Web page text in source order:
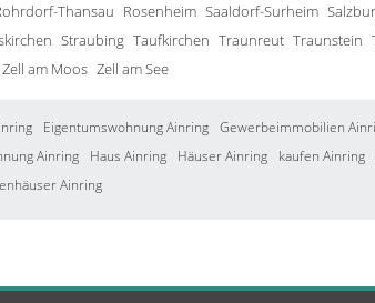
Thansau Rosenheim Saaldorf-Surheim
Straubing Taufkirchen Traunreut Traunstein
Zell am Moos Zell am See
Eigentumswohnung Ainring Gewerbeimmobilien
Ainring Haus Ainring Häuser Ainring kaufen Ainring
Ainring